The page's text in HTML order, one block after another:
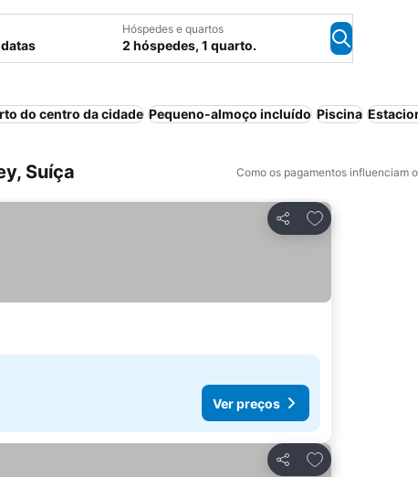
Hóspedes e quartos
2 hóspedes, 1 quarto.
do centro da cidade Pequeno-almoço incluído Piscina
Suíça Como os pagamentos influenciam
Partilhar
Adicionar aos
Ver preços
Partilhar
Adicionar aos